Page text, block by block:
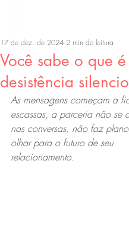
Você sabe o que
desistência
17 de dez. de 2024 2 min de leitura
As mensagens começam a
escassas, a parceria não se
nas conversas, não faz
olhar para o futuro de seu
relacionamento.